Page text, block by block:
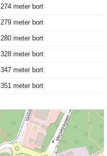
274 meter bort
279 meter bort
280 meter bort
328 meter bort
347 meter bort
351 meter bort